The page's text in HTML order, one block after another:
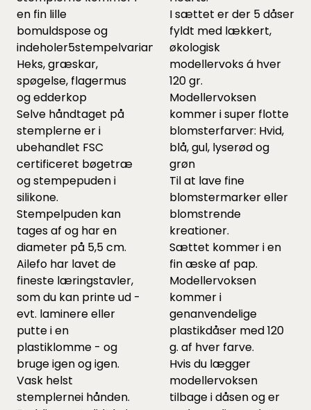
en fin lille
bomuldspose og
indeholer5stempelvarianter:
Heks, græskar,
spøgelse, flagermus
og edderkop
Selve håndtaget på
stemplerne er i
ubehandlet FSC
certificeret bøgetræ
og stempepuden i
silikone.
Stempelpuden kan
tages af og har en
diameter på 5,5 cm.
Ailefo har lavet de
fineste læringstavler,
som du kan printe ud -
evt. laminere eller
putte i en
plastiklomme - og
bruge igen og igen.
Vask helst
stemplernei hånden.
I sættet er der 5 dåser
fyldt med lækkert,
økologisk
modellervoks á hver
120 gr.
Modellervoksen
kommer i super flotte
blomsterfarver: Hvid,
blå, gul, lyserød og
grøn
Til at lave fine
blomstermarker eller
blomstrende
kreationer.
Sættet kommer i en
fin æske af pap.
Modellervoksen
kommer i
genanvendelige
plastikdåser med 120
g. af hver farve.
Hvis du lægger
modellervoksen
tilbage i dåsen og er